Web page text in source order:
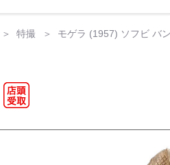
特撮 モゲラ (1957) ソフビ バ